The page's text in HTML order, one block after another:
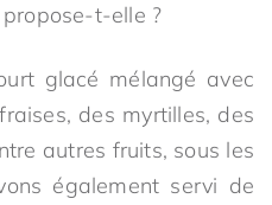
t-elle ?
glacé mélangé avec
des myrtilles, des
autres fruits, sous les
également servi de